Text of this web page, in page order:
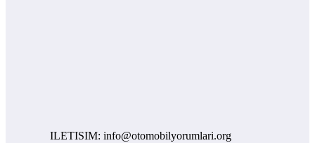
ILETISIM: info@otomobilyorumlari.org